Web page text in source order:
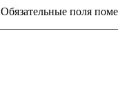
Обязательные поля